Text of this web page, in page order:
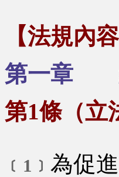
【法規內容
第一章
第1條（立
﹝1﹞ 為促